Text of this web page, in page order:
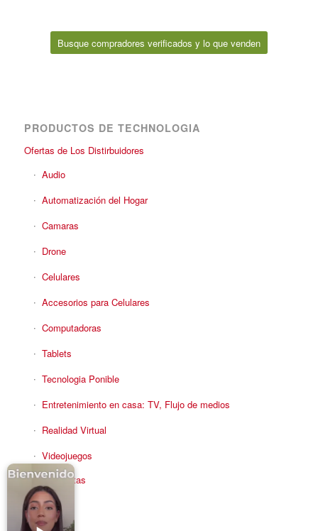
Busque compradores verificados y lo que venden
PRODUCTOS DE TECHNOLOGIA
Ofertas de Los Distirbuidores
Audio
Automatización del Hogar
Camaras
Drone
Celulares
Accesorios para Celulares
Computadoras
Tablets
Tecnologia Ponible
Entretenimiento en casa: TV, Flujo de medios
Realidad Virtual
Videojuegos
Reciba Ofertas